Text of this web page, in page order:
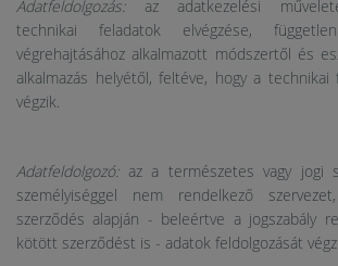
Adatfeldolgozás:az adatkezelési
technikai feladatok elvégzése,
végrehajtásához alkalmazott módszertől és
alkalmazás helyétől, feltéve, hogy a
végzik.
Adatfeldolgozó:az a természetes vagy jogi
személyiséggel nem rendelkező
szerződés alapján - beleértve a jogszabály
kötött szerződést is - adatok feldolgozását